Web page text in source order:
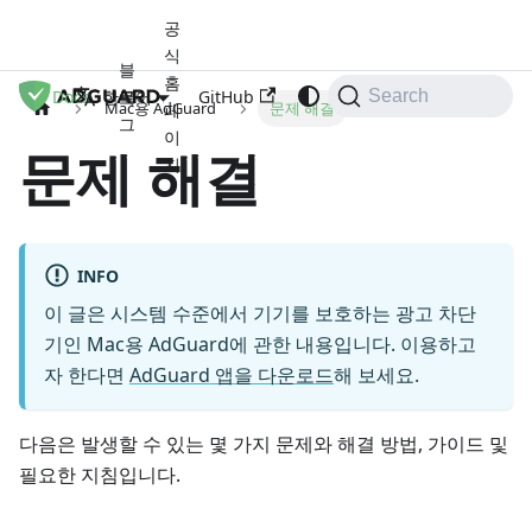
Docs
블
로
그
공
식
홈
페
이
지
한국어 GitHub Search
Mac용 AdGuard 문제 해결
문제 해결
INFO
이 글은 시스템 수준에서 기기를 보호하는 광고 차단
기인 Mac용 AdGuard에 관한 내용입니다. 이용하고
자 한다면 AdGuard 앱을 다운로드해 보세요.
다음은 발생할 수 있는 몇 가지 문제와 해결 방법, 가이드 및
필요한 지침입니다.